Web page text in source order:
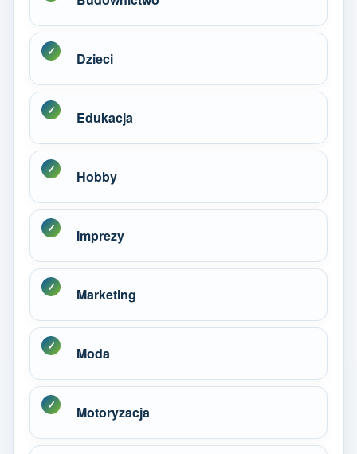
Dzieci
Edukacja
Hobby
Imprezy
Marketing
Moda
Motoryzacja